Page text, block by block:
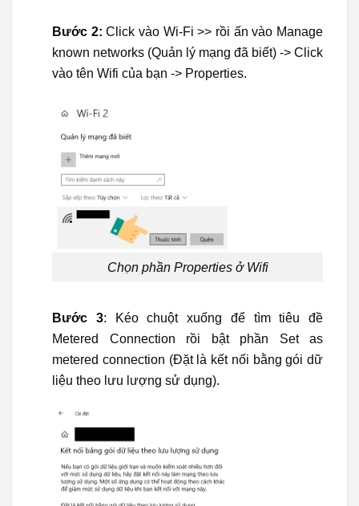
Bước 2: Click vào Wi-Fi >> rồi ấn vào Manage
known networks (Quản lý mạng đã biết) -> Click
vào tên Wifi của bạn -> Properties.
Chọn phần Properties ở Wifi
Bước 3: Kéo chuột xuống để tìm tiêu đề
Metered Connection rồi bật phần Set as
metered connection (Đặt là kết nối bằng gói dữ
liệu theo lưu lượng sử dụng).